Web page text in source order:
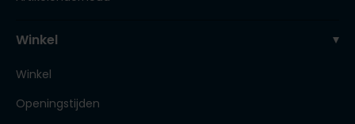
Winkel
Winkel
Openingstijden